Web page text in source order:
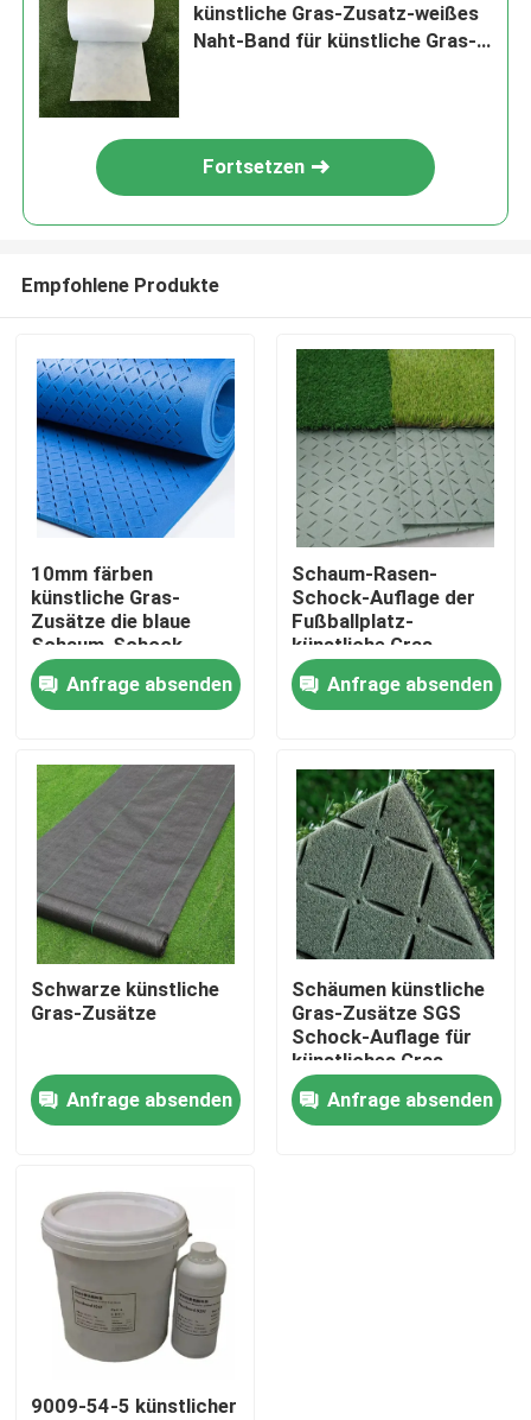
Produkte
Videos
Über uns
Qualitätskontrolle
Nachrichten
Fälle
Fußball-künstliches Gras
künstliche Gras-Zusatz-weißes
Naht-Band für künstliche Gras-
Fortsetzen
Empfohlene Produkte
10mm färben
künstliche Gras-
Zusätze die blaue
Schaum-Schock-
Auflage gelb, die für
künstliches Gras
zugrunde gelegen wird
Anfrage absenden
Schaum-Rasen-
Schock-Auflage der
Fußballplatz-
künstliche Gras-
Zusatz-10mm
Anfrage absenden
Schwarze künstliche
Gras-Zusätze
Anfrage absenden
Schäumen künstliche
Gras-Zusätze SGS
Schock-Auflage für
künstliches Gras
Anfrage absenden
9009-54-5 künstlicher